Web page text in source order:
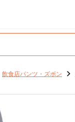
飲食店パンツ・ズボン